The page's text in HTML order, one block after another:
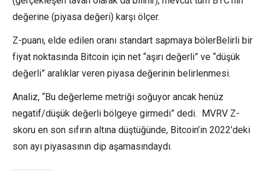
değerine (piyasa değeri) karşı ölçer.
Z-puanı, elde edilen oranı standart sapmaya bölerBelirli bir
fiyat noktasında Bitcoin için net “aşırı değerli” ve “düşük
değerli” aralıklar veren piyasa değerinin belirlenmesi.
Analiz, “Bu değerleme metriği soğuyor ancak henüz
negatif/düşük değerli bölgeye girmedi” dedi. MVRV Z-
skoru en son sıfırın altına düştüğünde, Bitcoin’in 2022’deki
son ayı piyasasının dip aşamasındaydı.